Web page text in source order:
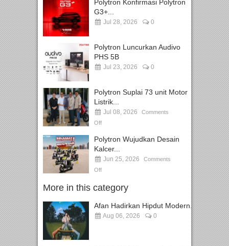
Polytron Konfirmasi Polytron
G3+...
Jul 28, 2026 0
Polytron Luncurkan Audivo
PHS 5B
Jul 23, 2026 0
Polytron Suplai 73 unit Motor
Listrik...
Jul 08, 2026
Comments
Off
Polytron Wujudkan Desain
Kalcer...
Jun 25, 2026
Comments
Off
More in this category
Afan Hadirkan Hipdut Modern...
Aug 06, 2026 0